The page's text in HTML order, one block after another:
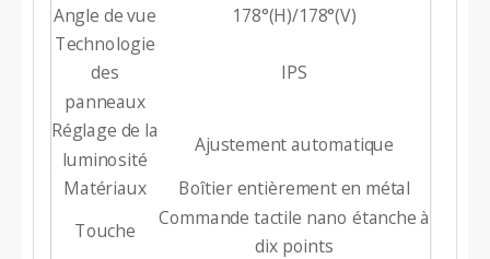
Angle de vue 178°(H)/178°(V)
Technologie
des
panneaux
IPS
Réglage de la
luminosité
Ajustement automatique
Matériaux
Boîtier entièrement en métal
Touche
Commande tactile nano étanche à
dix points